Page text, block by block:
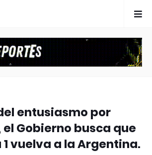
entusiasmo por
Gobierno busca que
1 vuelva a la Argentina.